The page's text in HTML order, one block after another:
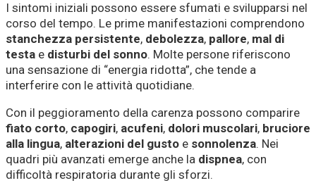
I sintomi iniziali possono essere sfumati e svilupparsi nel
corso del tempo. Le prime manifestazioni comprendono
stanchezza persistente, debolezza, pallore, mal di
testa e disturbi del sonno. Molte persone riferiscono
una sensazione di “energia ridotta”, che tende a
interferire con le attività quotidiane.
Con il peggioramento della carenza possono comparire
fiato corto, capogiri, acufeni, dolori muscolari, bruciore
alla lingua, alterazioni del gusto e sonnolenza. Nei
quadri più avanzati emerge anche la dispnea, con
difficoltà respiratoria durante gli sforzi.